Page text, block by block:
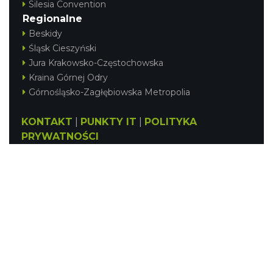
Silesia Convention
Regionalne
Beskidy
Śląsk Cieszyński
Jura Krakowsko-Częstochowska
Kraina Górnej Odry
Górnośląsko-Zagłębiowska Metropolia
KONTAKT PUNKTY IT
POLITYKA
PRYWATNOŚCI